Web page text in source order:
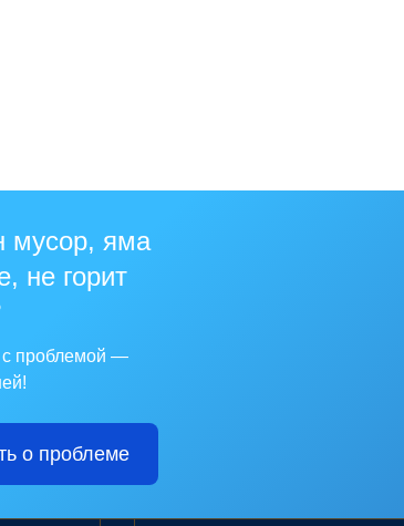
мусор, яма
не горит
с проблемой —
о проблеме